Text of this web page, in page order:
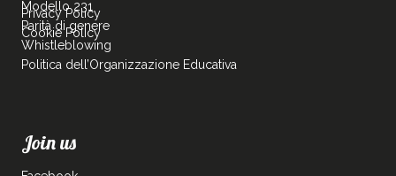
Modello 231
Parità di genere
Whistleblowing
Politica dell’Organizzazione Educativa
Privacy Policy
Cookie Policy
Join us